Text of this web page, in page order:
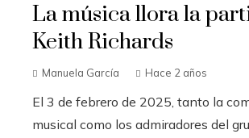
La música llora la
Keith Richards
Manuela García Hace 2 años
El 3 de febrero de 2025, tanto la
musical como los admiradores del